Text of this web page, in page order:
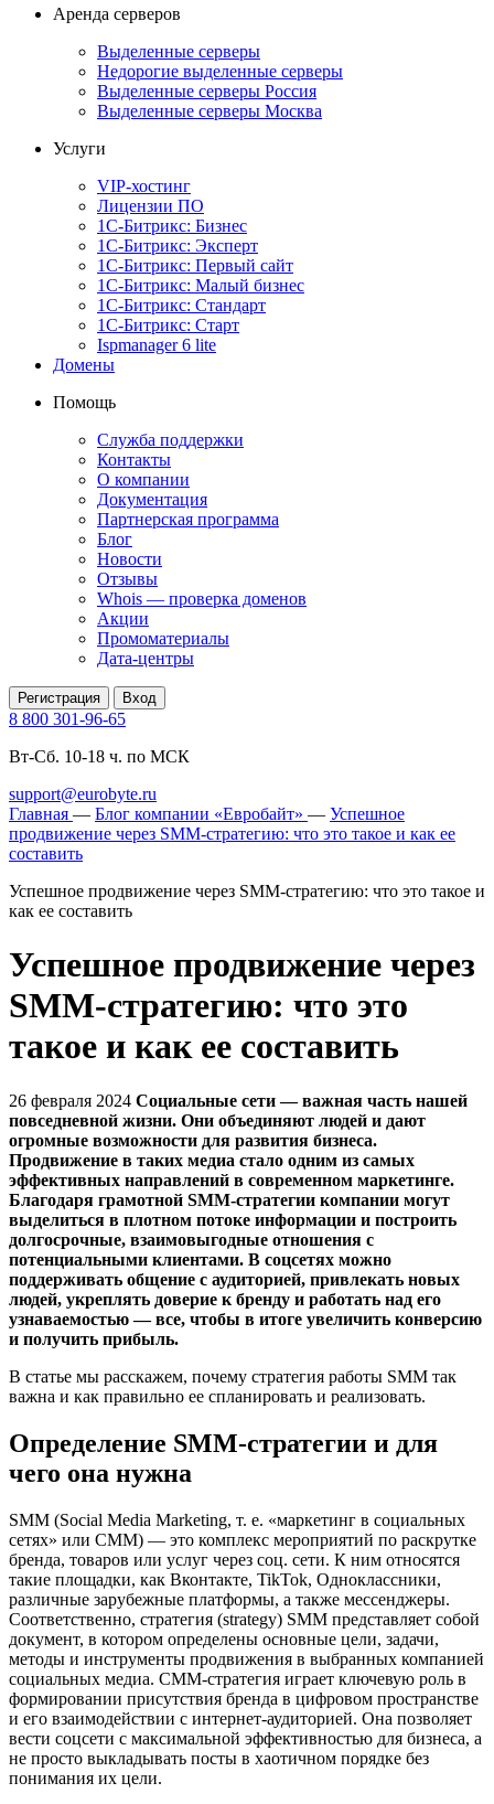
Аренда серверов
Выделенные серверы
Недорогие выделенные серверы
Выделенные серверы Россия
Выделенные серверы Москва
Услуги
VIP-хостинг
Лицензии ПО
1С-Битрикс: Бизнес
1С-Битрикс: Эксперт
1С-Битрикс: Первый сайт
1С-Битрикс: Малый бизнес
1С-Битрикс: Стандарт
1С-Битрикс: Старт
Ispmanager 6 lite
Домены
Помощь
Служба поддержки
Контакты
О компании
Документация
Партнерская программа
Блог
Новости
Отзывы
Whois — проверка доменов
Акции
Промоматериалы
Дата-центры
Регистрация Вход
8 800 301-96-65
Вт-Сб. 10-18 ч. по МСК
support@eurobyte.ru
Главная — Блог компании «Евробайт» — Успешное
продвижение через SMM-стратегию: что это такое и как ее
составить
Успешное продвижение через SMM-стратегию: что это такое и
как ее составить
Успешное продвижение через
SMM-стратегию: что это
такое и как ее составить
26 февраля 2024 Социальные сети — важная часть нашей
повседневной жизни. Они объединяют людей и дают
огромные возможности для развития бизнеса.
Продвижение в таких медиа стало одним из самых
эффективных направлений в современном маркетинге.
Благодаря грамотной SMM-стратегии компании могут
выделиться в плотном потоке информации и построить
долгосрочные, взаимовыгодные отношения с
потенциальными клиентами. В соцсетях можно
поддерживать общение с аудиторией, привлекать новых
людей, укреплять доверие к бренду и работать над его
узнаваемостью — все, чтобы в итоге увеличить конверсию
и получить прибыль.
В статье мы расскажем, почему стратегия работы SMM так
важна и как правильно ее спланировать и реализовать.
Определение SMM-стратегии и для
чего она нужна
SMM (Social Media Marketing, т. е. «маркетинг в социальных
сетях» или CMM) — это комплекс мероприятий по раскрутке
бренда, товаров или услуг через соц. сети. К ним относятся
такие площадки, как Вконтакте, TikTok, Одноклассники,
различные зарубежные платформы, а также мессенджеры.
Соответственно, стратегия (strategy) SMM представляет собой
документ, в котором определены основные цели, задачи,
методы и инструменты продвижения в выбранных компанией
социальных медиа. СММ-стратегия играет ключевую роль в
формировании присутствия бренда в цифровом пространстве
и его взаимодействии с интернет-аудиторией. Она позволяет
вести соцсети с максимальной эффективностью для бизнеса, а
не просто выкладывать посты в хаотичном порядке без
понимания их цели.